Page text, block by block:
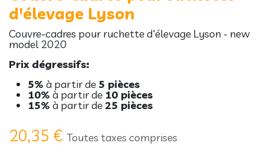
d'élevage Lyson
Couvre-cadres pour ruchette d'élevage Lyson - new
model 2020
Prix dégressifs:
5% à partir de 5 pièces
10% à partir de 10 pièces
15% à partir de25 pièces
20,35 € Toutes taxes comprises